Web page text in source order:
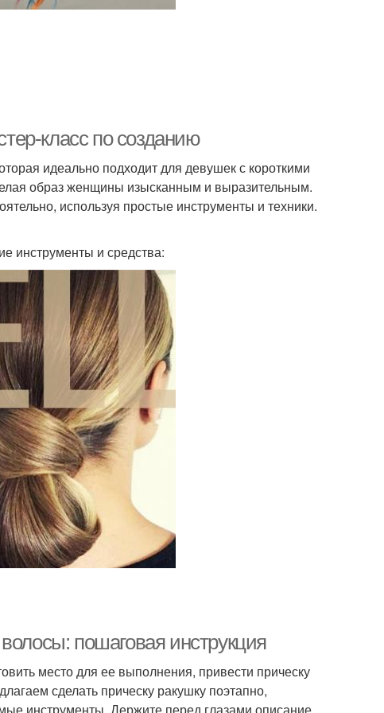
класс по созданию
идеально подходит для девушек с короткими
образ женщины изысканным и выразительным.
используя простые инструменты и техники.
инструменты и средства:
пошаговая инструкция
место для ее выполнения, привести прическу
сделать прическу ракушку поэтапно,